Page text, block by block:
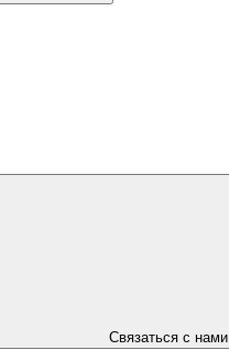
Связаться с нами